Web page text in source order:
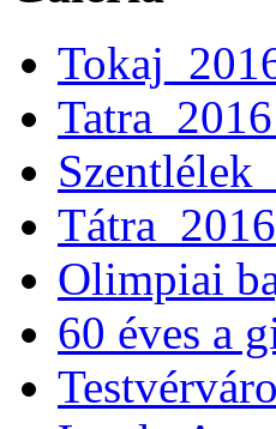
Tátra_2016
Olimpiai
60 éves a